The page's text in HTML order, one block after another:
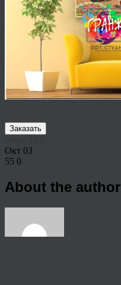
Заказать
Окт 03
55 0
About the author